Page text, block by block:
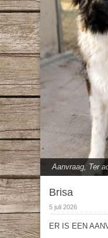
Aanvraag, Ter
Brisa
5 juli 2026
ER IS EEN